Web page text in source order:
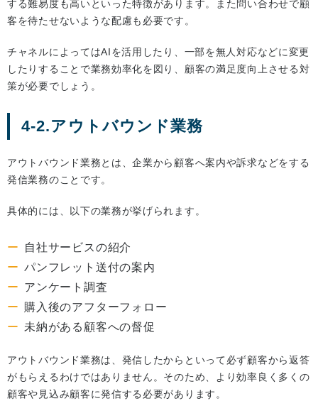
する難易度も高いといった特徴があります。また問い合わせで顧
客を待たせないような配慮も必要です。
チャネルによってはAIを活用したり、一部を無人対応などに変更
したりすることで業務効率化を図り、顧客の満足度向上させる対
策が必要でしょう。
4-2.アウトバウンド業務
アウトバウンド業務とは、企業から顧客へ案内や訴求などをする
発信業務のことです。
具体的には、以下の業務が挙げられます。
自社サービスの紹介
パンフレット送付の案内
アンケート調査
購入後のアフターフォロー
未納がある顧客への督促
アウトバウンド業務は、発信したからといって必ず顧客から返答
がもらえるわけではありません。そのため、より効率良く多くの
顧客や見込み顧客に発信する必要があります。